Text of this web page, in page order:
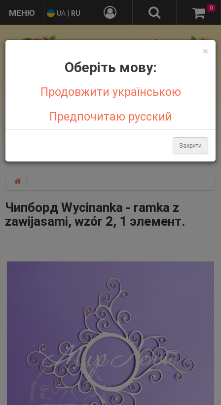
+38 095 032 21 44
UA RU
0
Чипборд Wycinanka - ramka z
zawijasami, wzór 2, 1 элемент.
×
Оберіть мову:
Продовжити українською
Предпочитаю русский
Закрити